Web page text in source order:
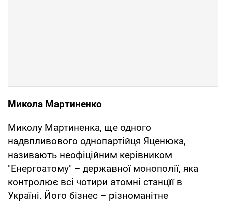
Микола Мартиненко
Миколу Мартиненка, ще одного
надвпливового однопартійця Яценюка,
називають неофіційним керівником
"Енергоатому" – державної монополії, яка
контролює всі чотири атомні станцїї в
Україні. Його бізнес – різноманітне